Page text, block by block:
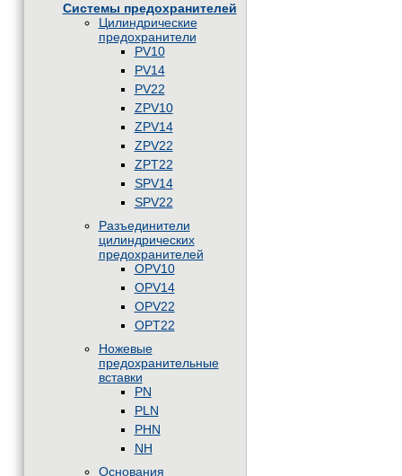
Системы предохранителей
Цилиндрические
предохранители
PV10
PV14
PV22
ZPV10
ZPV14
ZPV22
ZPT22
SPV14
SPV22
Разъединители
цилиндрических
предохранителей
OPV10
OPV14
OPV22
OPT22
Ножевые
предохранительные
вставки
PN
PLN
PHN
NH
Основания